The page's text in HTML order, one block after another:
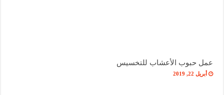
عمل حبوب الأعشاب للتخسيس
أبريل 22, 2019